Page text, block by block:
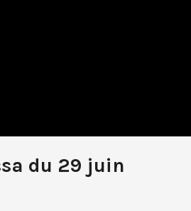
du 29 juin